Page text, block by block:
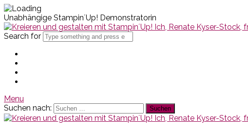
Unabhängige Stampin´Up! Demonstratorin
Search for
Menu
Suchen nach: